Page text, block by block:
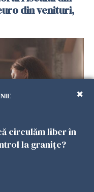
din venituri,
Harvard
multor
circulăm liber în
la granițe?